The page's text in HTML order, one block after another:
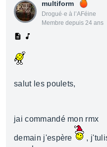
multiform
Drogué·e à l’AFéine
Membre depuis 24 ans
salut les poulets,
jai commandé mon rmx
demain j'espère
,